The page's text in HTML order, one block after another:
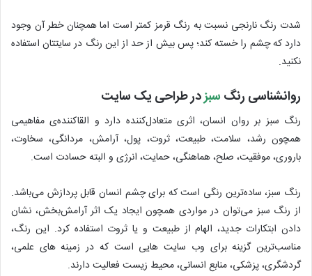
شدت رنگ نارنجی نسبت به رنگ قرمز کمتر است اما همچنان خطر آن وجود
دارد که چشم را خسته کند؛ پس بیش از حد از این رنگ در سایتتان استفاده
نکنید.
روانشناسی رنگ سبزدر طراحی یک سایت
رنگ سبز بر روان انسان، اثری متعادل‌کننده دارد و القاکننده‌ی مفاهیمی
همچون رشد، سلامت، طبیعت، ثروت، پول، آرامش، مردانگی، سخاوت،
باروری، موفقیت، صلح، هماهنگی، حمایت، انرژی و البته حسادت است.
رنگ سبز، ساده‌ترین رنگی است که برای چشم انسان قابل پردازش می‌باشد.
از رنگ سبز می‌توان در مواردی همچون ایجاد یک اثر آرامش‌بخش، نشان
دادن ابتکارات جدید، الهام از طبیعت و یا ثروت استفاده کرد. این رنگ،
مناسب‌ترین گزینه برای وب سایت هایی است که در زمینه های علمی،
گردشگری، پزشکی، منابع انسانی، محیط زیست فعالیت دارند.